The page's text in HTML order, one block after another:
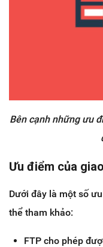
Bên cạnh những ưu
Ưu điểm của
Dưới đây là một số
thể tham khảo:
FTP cho phép